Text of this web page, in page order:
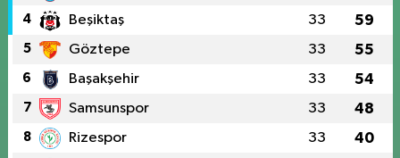
4 Beşiktaş 33 59
5 Göztepe 33 55
6 Başakşehir 33 54
7 Samsunspor 33 48
8 Rizespor 33 40